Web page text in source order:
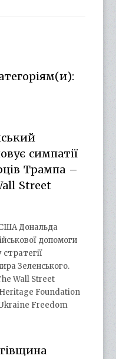
симпатії
Трампа –
Street
Дональда
допомоги
стратегії
Зеленського.
Wall Street
Foundation
Freedom